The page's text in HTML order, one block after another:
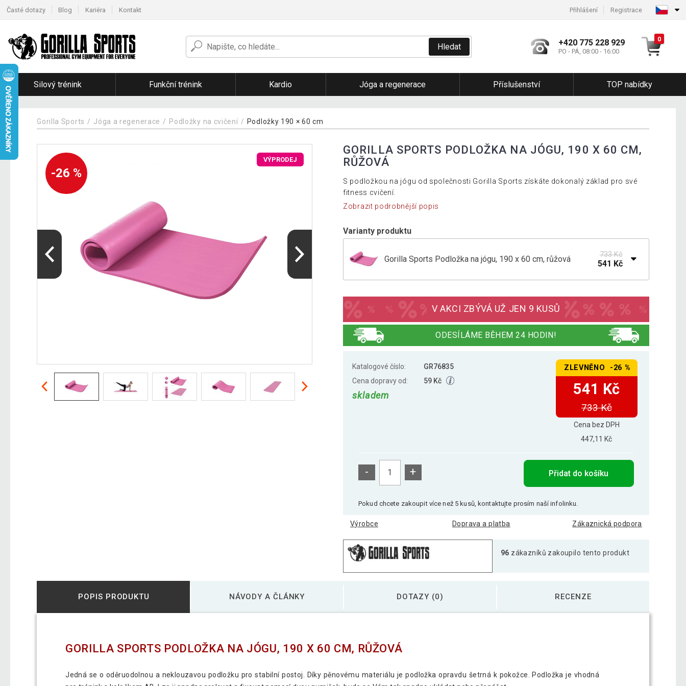
Časté dotazy Blog Kariéra Kontakt Přihlášení Registrace
Hledat +420 775 228 929
PO - PÁ, 08:00 - 16:00
0
Silový trénink Funkční trénink Kardio Jóga a regenerace Příslušenství TOP nabídky
Gorilla Sports Jóga a regenerace Podložky na cvičení Podložky 190 × 60 cm
-26 %
VÝPRODEJ
GORILLA SPORTS PODLOŽKA NA JÓGU, 190 X 60 CM,
RŮŽOVÁ
S podložkou na jógu od společnosti Gorilla Sports získáte dokonalý základ pro své
fitness cvičení.
Zobrazit podrobnější popis
Varianty produktu
Gorilla Sports Podložka na jógu, 190 x 60 cm, růžová 733 Kč
541 Kč
Gorilla Sports Podložka na jógu, 190 x 60 cm, černá 491 Kč
Gorilla Sports Podložka na jógu, 190 x 60 cm, červená 842 Kč
Gorilla Sports Podložka na jógu, 190 x 60 cm, světle modrá 849 Kč
Gorilla Sports Podložka na jógu, 190 x 60 cm, vínová
Gorilla Sports Podložka na jógu, 190 x 60 cm, zelená
V AKCI ZBÝVÁ UŽ JEN 9 KUSŮ
ODESÍLÁME BĚHEM 24 HODIN!
Katalogové číslo:
GR76835
Cena dopravy od:
59 Kč
skladem
ZLEVNĚNO -26 %
541 Kč
733 Kč
Cena bez DPH
447,11 Kč
- + Přidat do košíku
Pokud chcete zakoupit více než 5 kusů, kontaktujte prosím naší infolinku.
Výrobce Doprava a platba Zákaznická podpora
96 zákazníků zakoupilo tento produkt
POPIS PRODUKTU NÁVODY A ČLÁNKY DOTAZY (0) RECENZE
GORILLA SPORTS PODLOŽKA NA JÓGU, 190 X 60 CM, RŮŽOVÁ
Jedná se o oděruodolnou a neklouzavou podložku pro stabilní postoj. Díky pěnovému materiálu je podložka opravdu šetrná k pokožce. Podložka je vhodná